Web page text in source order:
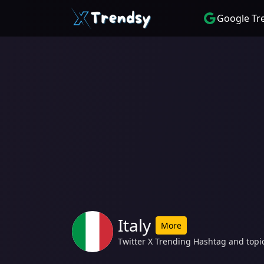
Google
Italy
More
Twitter X Trending Hashtag and